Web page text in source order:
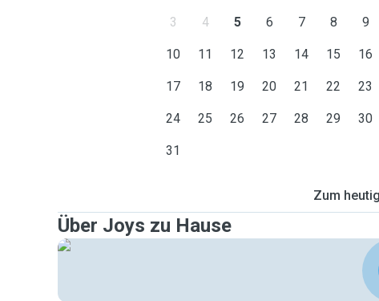
3 4 5 6 7 8 9
10 11 12 13 14 15 16
17 18 19 20 21 22 23
24 25 26 27 28 29 30
31
Zum
Über Joys zu Hause